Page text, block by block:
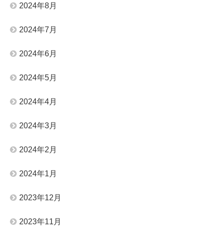
2024年8月
2024年7月
2024年6月
2024年5月
2024年4月
2024年3月
2024年2月
2024年1月
2023年12月
2023年11月